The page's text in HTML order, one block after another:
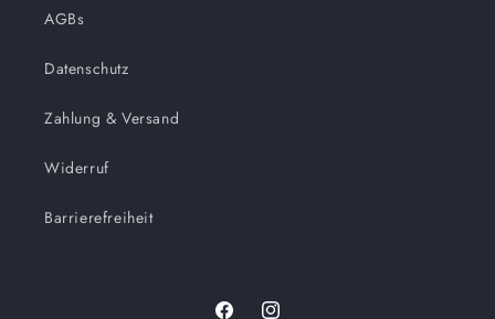
AGBs
Datenschutz
Zahlung & Versand
Widerruf
Barrierefreiheit